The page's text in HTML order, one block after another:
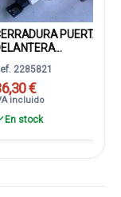
PUERTA
2285821
€
incluido
En stock